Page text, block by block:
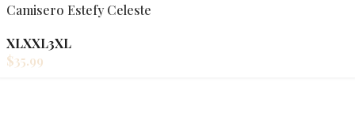
Camisero Estefy Celeste
XLXXL3XL
$35.99